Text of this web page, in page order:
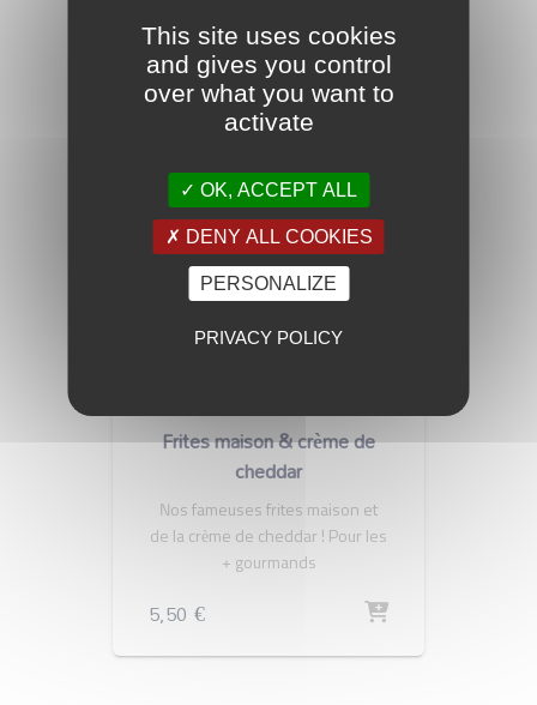
Frites maison & crème de
cheddar
Nos fameuses frites maison et
de la crème de cheddar ! Pour les
+ gourmands
5,50 €
This site uses cookies
and gives you control
over what you want to
activate
OK, ACCEPT ALL
DENY ALL COOKIES
PERSONALIZE
PRIVACY POLICY